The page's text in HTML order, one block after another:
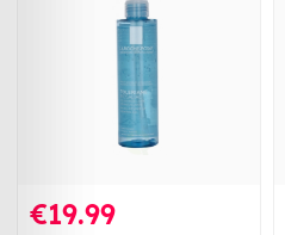
€19.99